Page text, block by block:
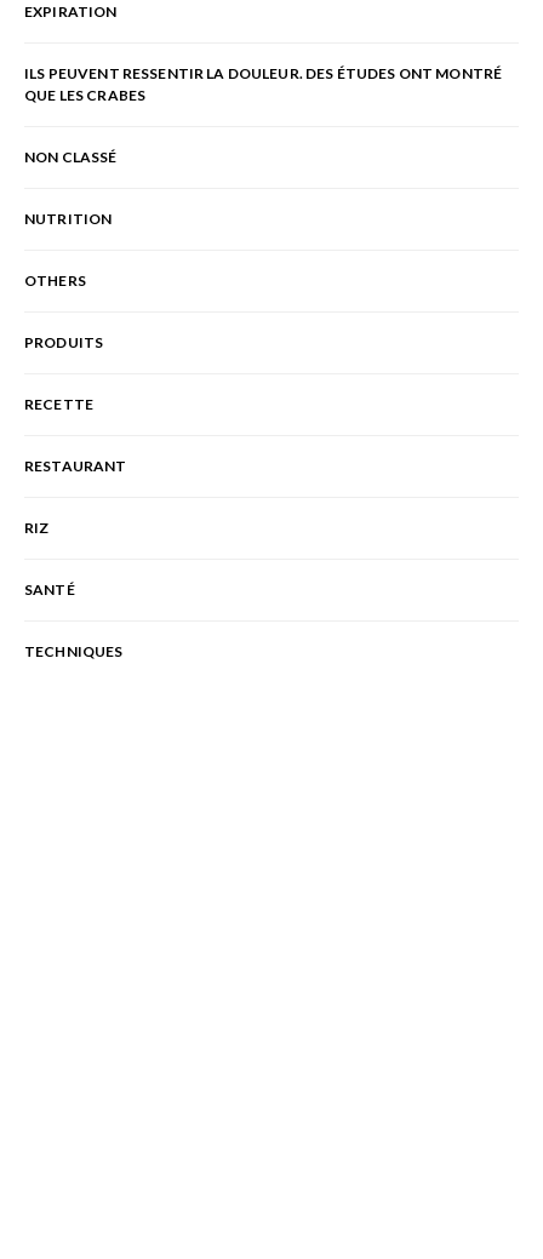
EXPIRATION
ILS PEUVENT RESSENTIR LA DOULEUR. DES ÉTUDES ONT MONTRÉ
QUE LES CRABES
NON CLASSÉ
NUTRITION
OTHERS
PRODUITS
RECETTE
RESTAURANT
RIZ
SANTÉ
TECHNIQUES